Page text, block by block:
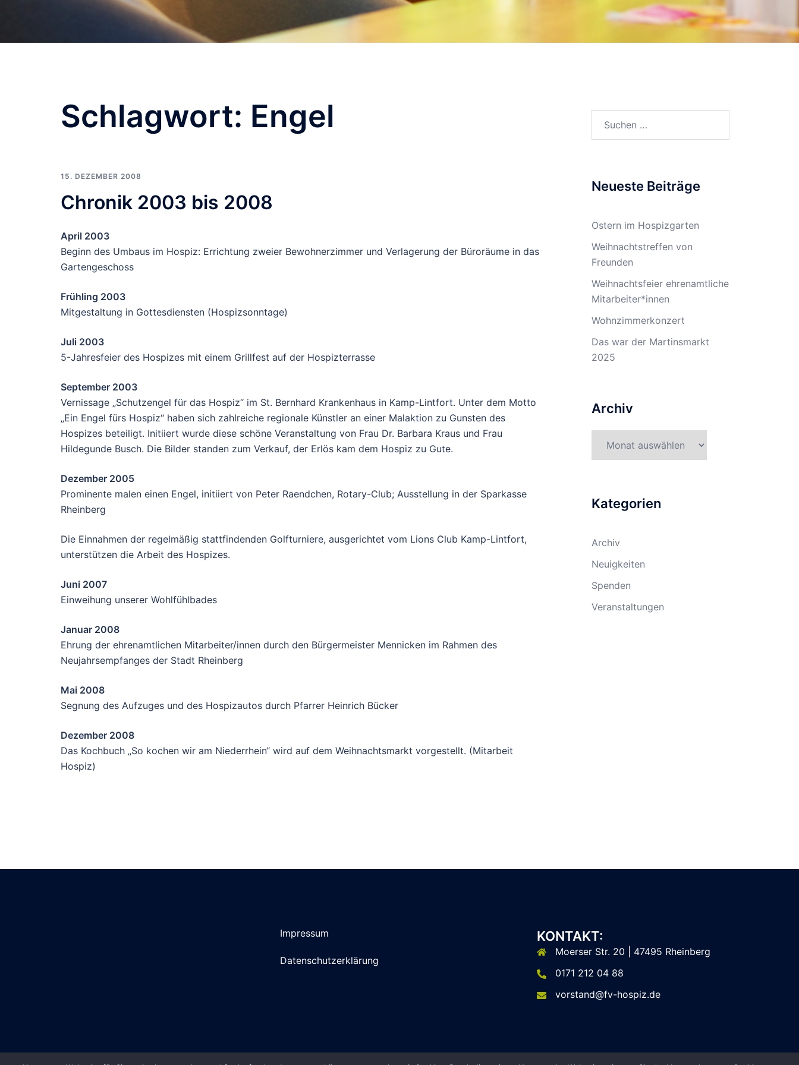
Schlagwort: Engel
15. DEZEMBER 2008
Chronik 2003 bis 2008
April 2003
Beginn des Umbaus im Hospiz: Errichtung zweier Bewohnerzimmer und Verlagerung der Büroräume in das
Gartengeschoss
Frühling 2003
Mitgestaltung in Gottesdiensten (Hospizsonntage)
Juli 2003
5-Jahresfeier des Hospizes mit einem Grillfest auf der Hospizterrasse
September 2003
Vernissage „Schutzengel für das Hospiz“ im St. Bernhard Krankenhaus in Kamp-Lintfort. Unter dem Motto
„Ein Engel fürs Hospiz“ haben sich zahlreiche regionale Künstler an einer Malaktion zu Gunsten des
Hospizes beteiligt. Initiiert wurde diese schöne Veranstaltung von Frau Dr. Barbara Kraus und Frau
Hildegunde Busch. Die Bilder standen zum Verkauf, der Erlös kam dem Hospiz zu Gute.
Dezember 2005
Prominente malen einen Engel, initiiert von Peter Raendchen, Rotary-Club; Ausstellung in der Sparkasse
Rheinberg
Die Einnahmen der regelmäßig stattfindenden Golfturniere, ausgerichtet vom Lions Club Kamp-Lintfort,
unterstützen die Arbeit des Hospizes.
Juni 2007
Einweihung unserer Wohlfühlbades
Januar 2008
Ehrung der ehrenamtlichen Mitarbeiter/innen durch den Bürgermeister Mennicken im Rahmen des
Neujahrsempfanges der Stadt Rheinberg
Mai 2008
Segnung des Aufzuges und des Hospizautos durch Pfarrer Heinrich Bücker
Dezember 2008
Das Kochbuch „So kochen wir am Niederrhein“ wird auf dem Weihnachtsmarkt vorgestellt. (Mitarbeit
Hospiz)
nach:
Neueste Beiträge
Ostern im Hospizgarten
Weihnachtstreffen von
Freunden
Weihnachtsfeier ehrenamtliche
Mitarbeiter*innen
Wohnzimmerkonzert
Das war der Martinsmarkt
2025
Archiv
Kategorien
Archiv
Neuigkeiten
Spenden
Veranstaltungen
Impressum
Datenschutzerklärung
KONTAKT:
Moerser Str. 20 | 47495 Rheinberg
0171 212 04 88
vorstand@fv-hospiz.de